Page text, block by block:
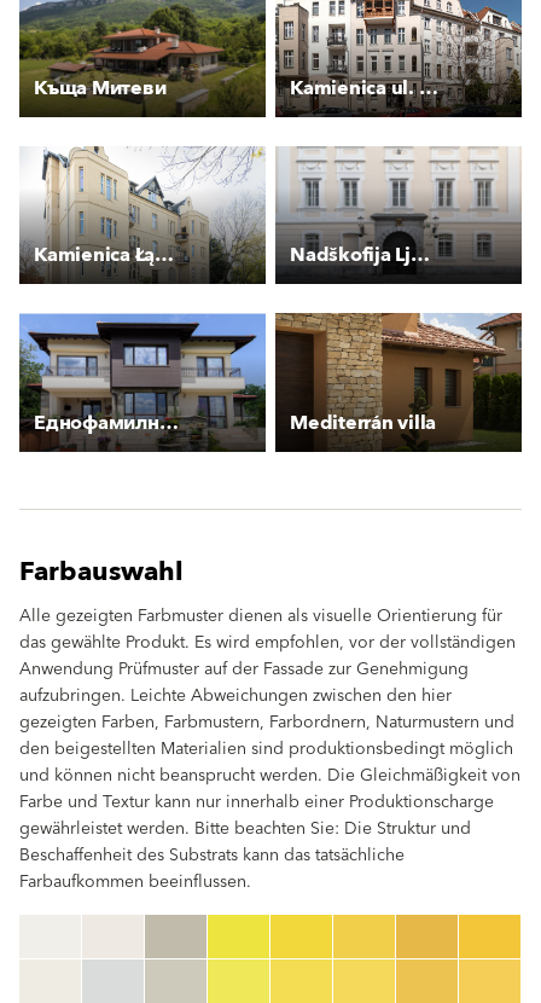
Къща Митеви Kamienica ul. Wesoła 38-48
Kamienica Łąki Zamkowe 10 Nadškofija Ljubljana
Еднофамилна къща Mediterrán villa
Farbauswahl
Alle gezeigten Farbmuster dienen als visuelle Orientierung für
das gewählte Produkt. Es wird empfohlen, vor der vollständigen
Anwendung Prüfmuster auf der Fassade zur Genehmigung
aufzubringen. Leichte Abweichungen zwischen den hier
gezeigten Farben, Farbmustern, Farbordnern, Naturmustern und
den beigestellten Materialien sind produktionsbedingt möglich
und können nicht beansprucht werden. Die Gleichmäßigkeit von
Farbe und Textur kann nur innerhalb einer Produktionscharge
gewährleistet werden. Bitte beachten Sie: Die Struktur und
Beschaffenheit des Substrats kann das tatsächliche
Farbaufkommen beeinflussen.